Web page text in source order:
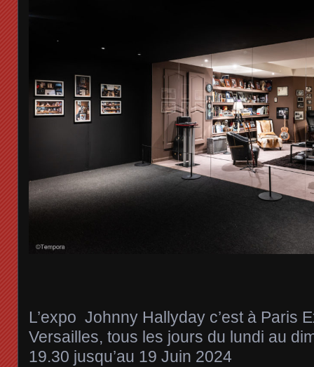
L’expo Johnny Hallyday c’est à Paris
Versailles, tous les jours du lundi au
19.30 jusqu’au 19 Juin 2024